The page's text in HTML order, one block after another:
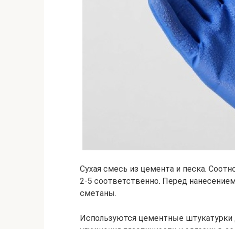
Сухая смесь из цемента и песка.
2-5 соответственно. Перед
сметаны.
Используются цементные штукатурки